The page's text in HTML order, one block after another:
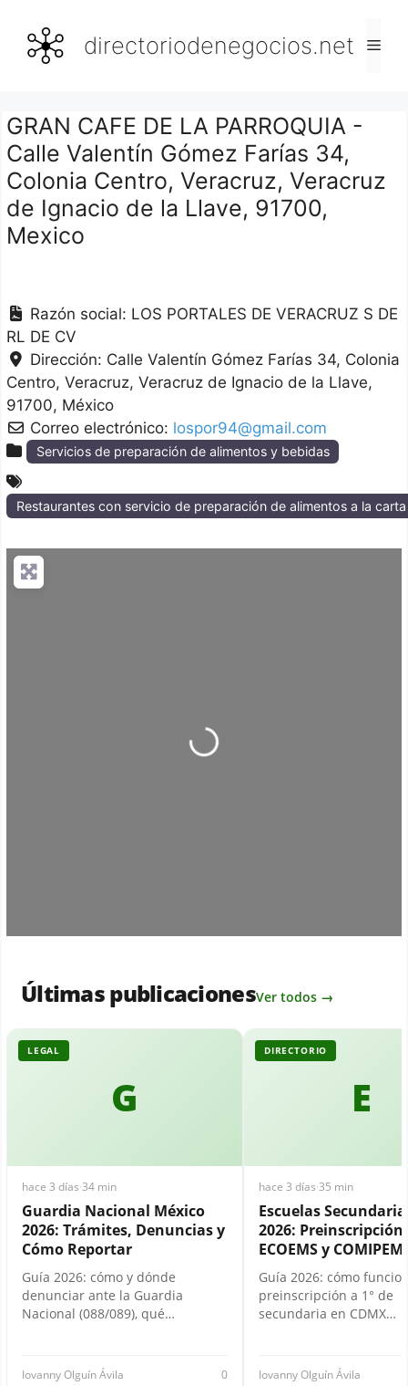
contenido
directoriodenegocios.net
GRAN CAFE DE LA PARROQUIA -
Calle Valentín Gómez Farías 34,
Colonia Centro, Veracruz, Veracruz
de Ignacio de la Llave, 91700,
Mexico
Razón social: LOS PORTALES DE VERACRUZ S DE
RL DE CV
Dirección: Calle Valentín Gómez Farías 34, Colonia
Centro Veracruz Veracruz de Ignacio de la Llave
91700 México
Correo electrónico: lospor94@gmail.com
Servicios de preparación de alimentos y bebidas
Restaurantes con servicio de preparación de alimentos a la
Loading...
Últimas publicacionesVer todos →
G
LEGAL
hace 3 días·34 min
Guardia Nacional México
2026: Trámites, Denuncias y
Cómo Reportar
Guía 2026: cómo y dónde
denunciar ante la Guardia
Nacional (088/089), qué…
Iovanny Olguín Ávila 0
E
DIRECTORIO
hace 3 días·35 min
Escuelas
2026: Preinscripción,
ECOEMS y
Guía 2026: cómo
preinscripción a 1° de
secundaria en CDMX…
Iovanny Olguín Ávila